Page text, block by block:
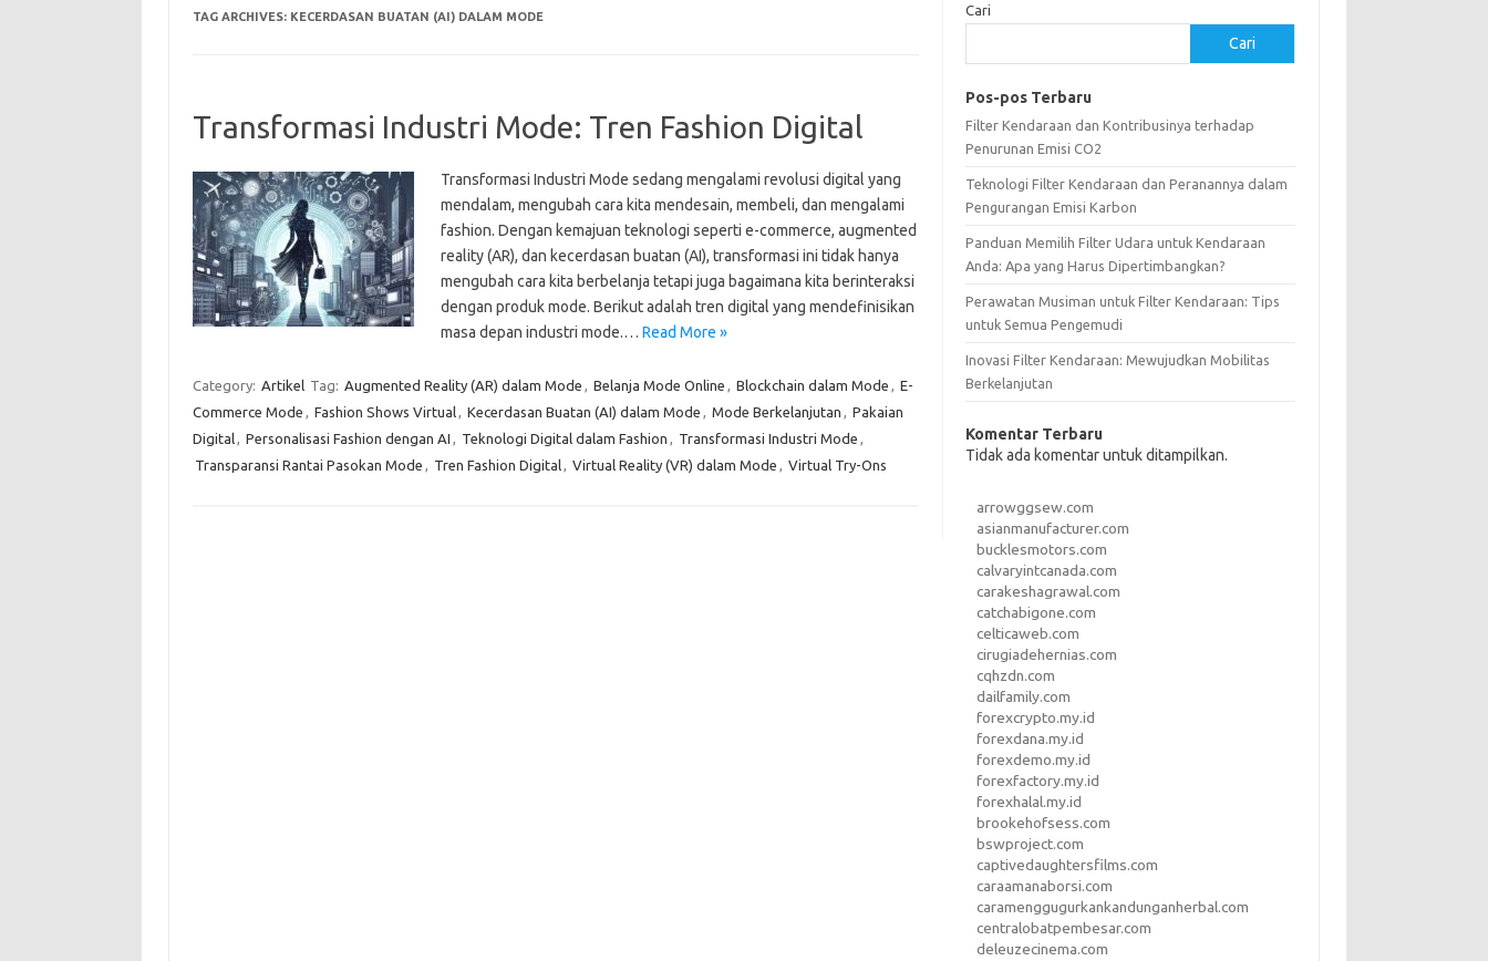
TAG ARCHIVES: KECERDASAN BUATAN (AI) DALAM MODE
Transformasi Industri Mode: Tren Fashion Digital
Transformasi Industri Mode sedang mengalami revolusi digital yang
mendalam, mengubah cara kita mendesain, membeli, dan mengalami
fashion. Dengan kemajuan teknologi seperti e-commerce, augmented
reality (AR), dan kecerdasan buatan (AI), transformasi ini tidak hanya
mengubah cara kita berbelanja tetapi juga bagaimana kita berinteraksi
dengan produk mode. Berikut adalah tren digital yang mendefinisikan
masa depan industri mode.… Read More »
Category: Artikel Tag: Augmented Reality (AR) dalam Mode , Belanja Mode Online , Blockchain dalam Mode , E-
Commerce Mode , Fashion Shows Virtual, Kecerdasan Buatan (AI) dalam Mode , Mode Berkelanjutan , Pakaian
Digital, Personalisasi Fashion dengan AI , Teknologi Digital dalam Fashion , Transformasi Industri Mode ,
Transparansi Rantai Pasokan Mode , Tren Fashion Digital, Virtual Reality (VR) dalam Mode , Virtual Try-Ons
Cari
Cari
Pos-pos Terbaru
Filter Kendaraan dan Kontribusinya terhadap
Penurunan Emisi CO2
Teknologi Filter Kendaraan dan Peranannya dalam
Pengurangan Emisi Karbon
Panduan Memilih Filter Udara untuk Kendaraan
Anda: Apa yang Harus Dipertimbangkan?
Perawatan Musiman untuk Filter Kendaraan: Tips
untuk Semua Pengemudi
Inovasi Filter Kendaraan: Mewujudkan Mobilitas
Berkelanjutan
Komentar Terbaru
Tidak ada komentar untuk ditampilkan.
arrowggsew.com
asianmanufacturer.com
bucklesmotors.com
calvaryintcanada.com
carakeshagrawal.com
catchabigone.com
celticaweb.com
cirugiadehernias.com
cqhzdn.com
dailfamily.com
forexcrypto.my.id
forexdana.my.id
forexdemo.my.id
forexfactory.my.id
forexhalal.my.id
brookehofsess.com
bswproject.com
captivedaughtersfilms.com
caraamanaborsi.com
caramenggugurkankandunganherbal.com
centralobatpembesar.com
deleuzecinema.com